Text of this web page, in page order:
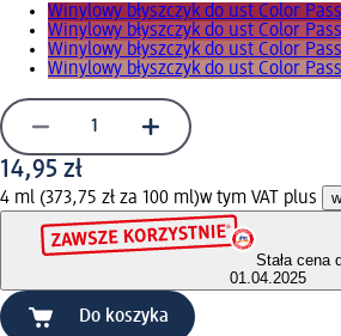
Winylowy błyszczyk do ust Color
Winylowy błyszczyk do ust Color
Winylowy błyszczyk do ust Color
Winylowy błyszczyk do ust Color
14,95 zł
4 ml (373,75 zł za 100 ml)w tym VAT plus
Stała cena
01.04.2025
Do koszyka